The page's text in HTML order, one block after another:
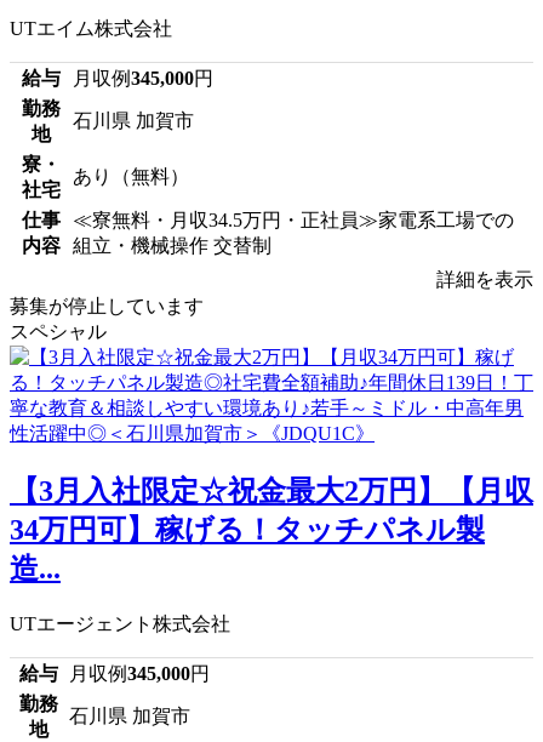
UTエイム株式会社
給与 月収例345,000円
勤務
地
石川県 加賀市
寮・
社宅
あり（無料）
仕事
内容
≪寮無料・月収34.5万円・正社員≫家電系工場での
組立・機械操作 交替制
詳細を表示
募集が停止しています
スペシャル
【3月入社限定☆祝金最大2万円】【月収
34万円可】稼げる！タッチパネル製
造...
UTエージェント株式会社
給与 月収例345,000円
勤務
地
石川県 加賀市